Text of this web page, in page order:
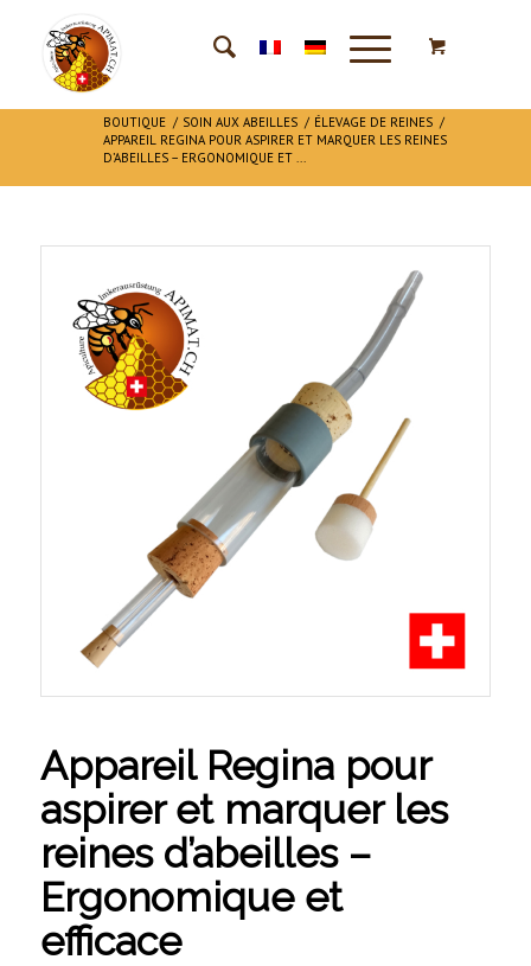
BOUTIQUE / SOIN AUX ABEILLES / ÉLEVAGE DE REINES /
APPAREIL REGINA POUR ASPIRER ET MARQUER LES REINES
D’ABEILLES – ERGONOMIQUE ET ...
Appareil Regina pour
aspirer et marquer les
reines d’abeilles –
Ergonomique et
efficace